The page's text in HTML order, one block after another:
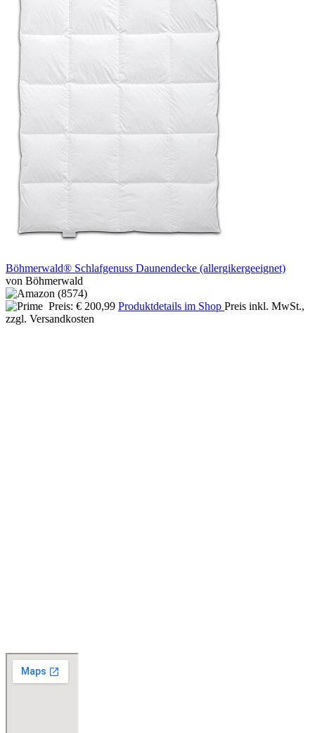
Böhmerwald® Schlafgenuss Daunendecke (allergikergeeignet)
von Böhmerwald
Preis: € 200,99 Produktdetails im Shop Preis inkl. MwSt.,
zzgl. Versandkosten